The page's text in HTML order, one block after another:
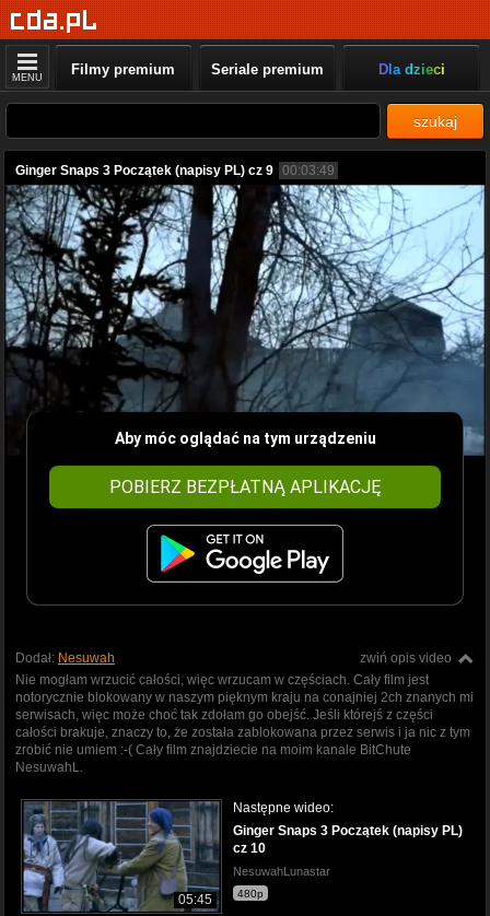
MENU Filmy premium Seriale premium Dla dzieci
szukaj
Ginger Snaps 3 Początek (napisy PL) cz 9 00:03:49
Aby móc oglądać na tym urządzeniu
POBIERZ BEZPŁATNĄ APLIKACJĘ
zwiń opis video
Dodał: Nesuwah
Nie mogłam wrzucić całości, więc wrzucam w częściach. Cały film jest
notorycznie blokowany w naszym pięknym kraju na conajniej 2ch znanych mi
serwisach, więc może choć tak zdołam go obejść. Jeśli którejś z części
całości brakuje, znaczy to, że została zablokowana przez serwis i ja nic z tym
zrobić nie umiem :-( Cały film znajdziecie na moim kanale BitChute
NesuwahL.
05:45
Następne wideo:
Ginger Snaps 3 Początek (napisy PL)
cz 10
NesuwahLunastar
480p